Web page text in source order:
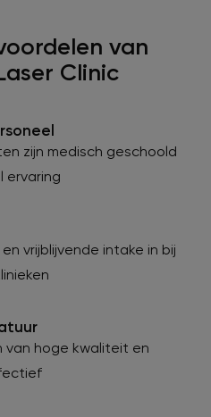
van
Clinic
zijn medisch geschoold
ervaring
vrijblijvende intake in bij
van hoge kwaliteit en